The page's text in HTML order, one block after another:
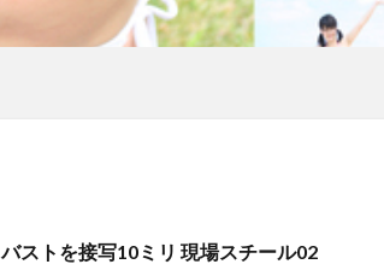
ストを接写10ミリ 現場スチール02